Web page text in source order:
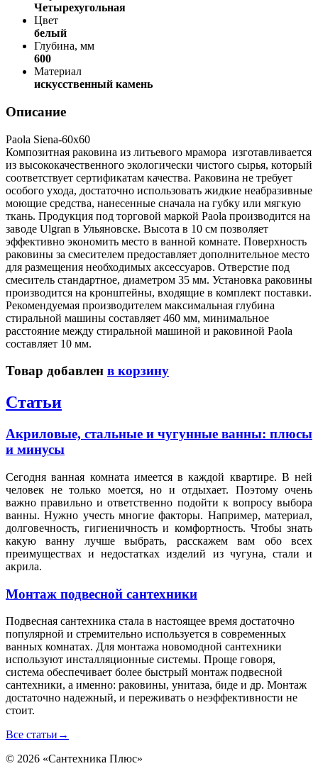
Четырехугольная
Цвет
белый
Глубина, мм
600
Материал
искусственный камень
Описание
Paola Siena-60x60
Композитная раковина из литьевого мрамора изготавливается
из высококачественного экологически чистого сырья, который
соответствует сертификатам качества. Раковина не требует
особого ухода, достаточно использовать жидкие неабразивные
моющие средства, нанесенные сначала на губку или мягкую
ткань. Продукция под торговой маркой Paola производится на
заводе Ulgran в Ульяновске. Высота в 10 см позволяет
эффективно экономить место в ванной комнате. Поверхность
раковины за смесителем предоставляет дополнительное место
для размещения необходимых аксессуаров. Отверстие под
смеситель стандартное, диаметром 35 мм. Установка раковины
производится на кронштейны, входящие в комплект поставки.
Рекомендуемая производителем максимальная глубина
стиральной машины составляет 460 мм, минимальное
расстояние между стиральной машиной и раковиной Paola
составляет 10 мм.
Товар добавлен в корзину
Статьи
Акриловые, стальные и чугунные ванны: плюсы
и минусы
Сегодня ванная комната имеется в каждой квартире. В ней
человек не только моется, но и отдыхает. Поэтому очень
важно правильно и ответственно подойти к вопросу выбора
ванны. Нужно учесть многие факторы. Например, материал,
долговечность, гигиеничность и комфортность. Чтобы знать
какую ванну лучше выбрать, расскажем вам обо всех
преимуществах и недостатках изделий из чугуна, стали и
акрила.
Монтаж подвесной сантехники
Подвесная сантехника стала в настоящее время достаточно
популярной и стремительно используется в современных
ванных комнатах. Для монтажа новомодной сантехники
используют инсталляционные системы. Проще говоря,
система обеспечивает более быстрый монтаж подвесной
сантехники, а именно: раковины, унитаза, биде и др. Монтаж
достаточно надежный, и переживать о неэффективности не
стоит.
Все статьи →
© 2026 «Сантехника Плюс»